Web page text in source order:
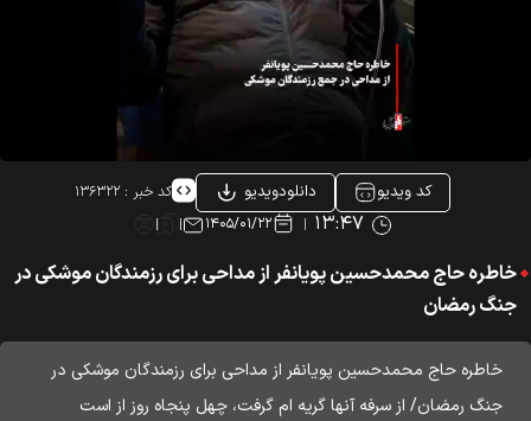
کد ویدیو دانلودویدیو کد خبر : ۱۳۶۳۲۲
۱۳:۴۷ ۱۴۰۵/۰۱/۲۲
خاطره حاج محمدحسین پویانفر از مداحی برای رزمندگان موشکی در
جنگ رمضان
خاطره حاج محمدحسین پویانفر از مداحی برای رزمندگان موشکی در
جنگ رمضان/ از سرفه آنها گریه ام گرفت، چهل پنجاه روز از است